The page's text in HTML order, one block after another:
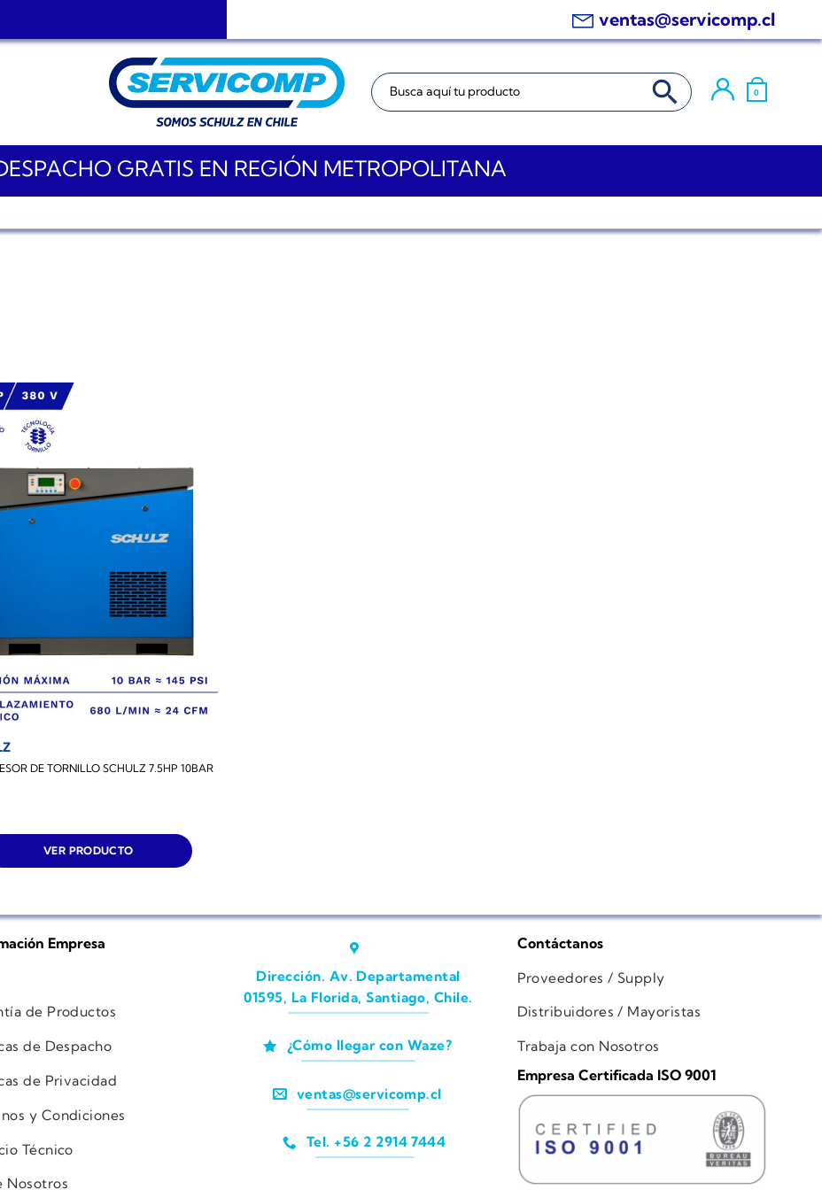
ventas@servicomp.cl
Buscar: BOTÓN DE BÚSQUEDA
0
GRATIS EN REGIÓN METROPOLITANA
DE TORNILLO SCHULZ 7.5HP 10BAR
VER PRODUCTO
Empresa
de Productos
de Despacho
de Privacidad
y Condiciones
Técnico
Nosotros
Dirección. Av. Departamental
01595, La Florida, Santiago, Chile.
¿Cómo llegar con Waze?
ventas@servicomp.cl
Tel. +56 2 2914 7444
Contáctanos
Proveedores / Supply
Distribuidores / Mayoristas
Trabaja con Nosotros
Empresa Certificada ISO 9001